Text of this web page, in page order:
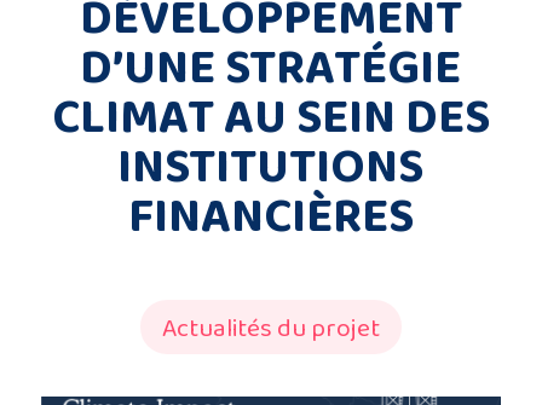
Description
projet
DÉVELOPPEMENT
D’UNE STRATÉGIE
CLIMAT AU SEIN DES
INSTITUTIONS
FINANCIÈRES
Actualités du projet